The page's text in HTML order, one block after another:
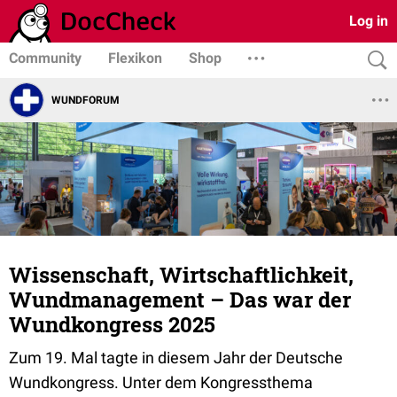
Log in
Community Flexikon Shop
WUNDFORUM
Wissenschaft, Wirtschaftlichkeit,
Wundmanagement – Das war der
Wundkongress 2025
Zum 19. Mal tagte in diesem Jahr der Deutsche
Wundkongress. Unter dem Kongressthema